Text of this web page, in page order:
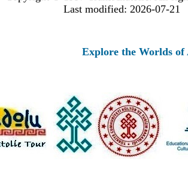
Last modified: 2026-07-21
Explore the Worlds of